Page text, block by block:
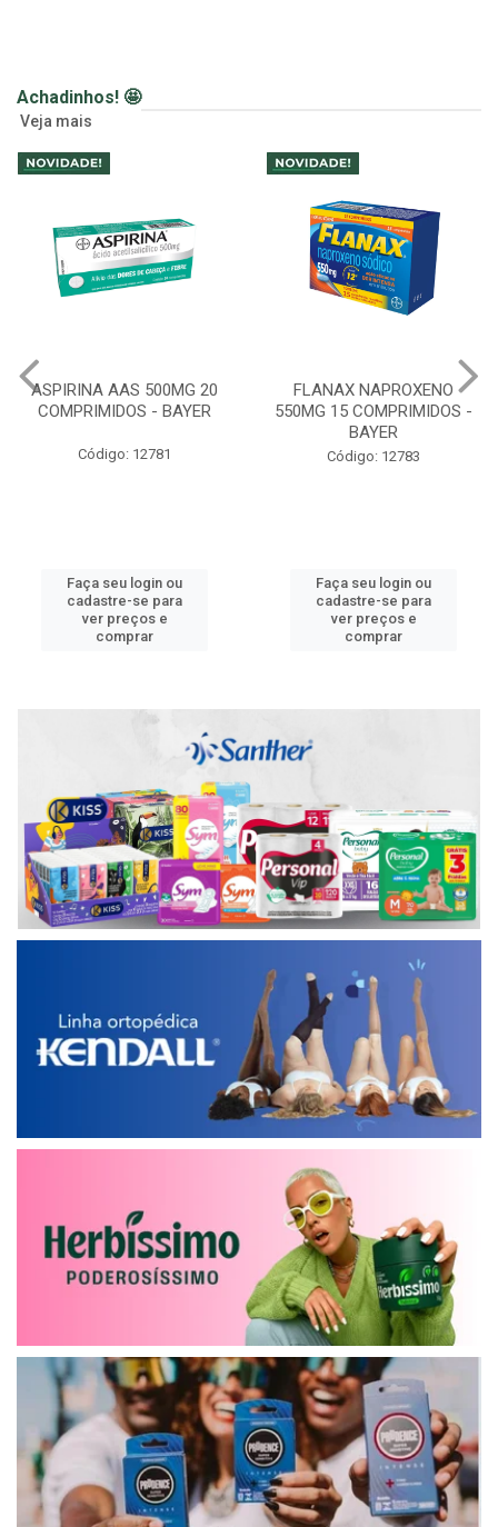
Achadinhos! 🤩
Veja mais
ASPIRINA AAS 500MG 20
COMPRIMIDOS - BAYER
Código: 12781
Faça seu login ou
cadastre-se para
ver preços e
comprar
FLANAX NAPROXENO
550MG 15 COMPRIMIDOS -
BAYER
Código: 12783
Faça seu login ou
cadastre-se para
ver preços e
comprar